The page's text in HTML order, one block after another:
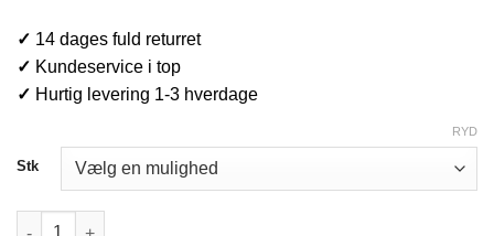
✓ 14 dages fuld returret
✓ Kundeservice i top
✓ Hurtig levering 1-3 hverdage
Stk
RYD
RQS CBD Tatanka Pure Feminiseret 3,5 & 10 stk antal